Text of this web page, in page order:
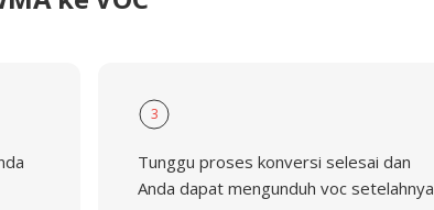
3
Tunggu proses konversi selesai dan
Anda dapat mengunduh voc setelahnya